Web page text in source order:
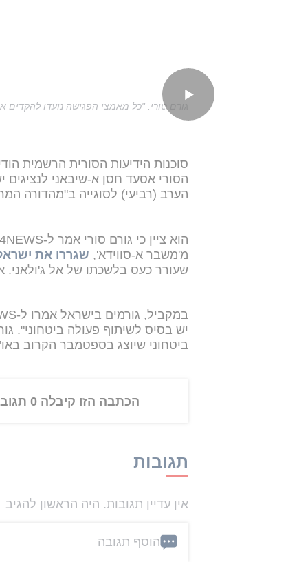
גורם סורי: "כל מאמצי הפגישה נועדו
סוכנות הידיעות הסורית הרשמית
הסורי אסעד חסן א-שיבאני לנציגים
הערב (רביעי) לסוגייה ב"מהדורה
מ'משבר א-סווידא', שגררו את
שעורר כעס בלשכתו של אל
יש בסיס לשיתוף פעולה ביטחוני".
ביטחוני שיוצג בספטמבר הקרוב
הכתבה הזו קיבלה 0 תגובות
תגובות
אין עדיין תגובות. היה הראשון להגיב
הוסף תגובה